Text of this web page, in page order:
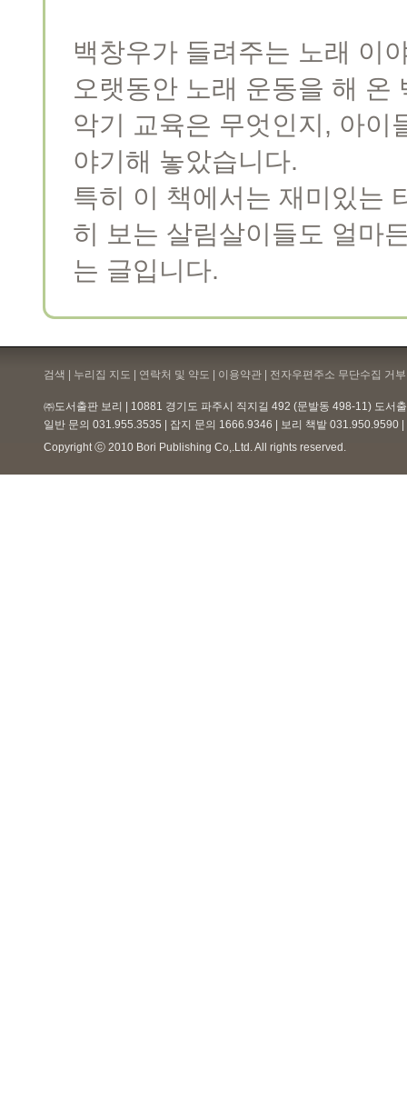
백창우가 들려주는 노래 이
오랫동안 노래 운동을 해 온
악기 교육은 무엇인지, 아이
야기해 놓았습니다.
특히 이 책에서는 재미있는
히 보는 살림살이들도 얼마
는 글입니다.
검색 | 누리집 지도 | 연락처 및 약도 | 이용약관 | 전자우편주소 무단수집 거
㈜도서출판 보리 | 10881 경기도 파주시 직지길 492 (문발동 498-11) 도서
일반 문의 031.955.3535 | 잡지 문의 1666.9346 | 보리 책밭 031.950.9590
Copyright ⓒ 2010 Bori Publishing Co,.Ltd. All rights reserved.